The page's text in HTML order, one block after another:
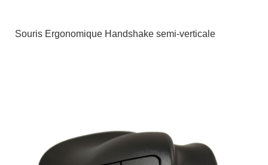
Souris Ergonomique Handshake semi-verticale